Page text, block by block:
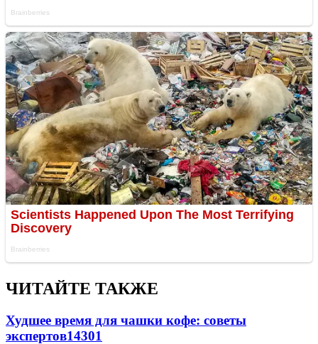
ЧИТАЙТЕ ТАКЖЕ
Худшее время для чашки кофе: советы
экспертов14301